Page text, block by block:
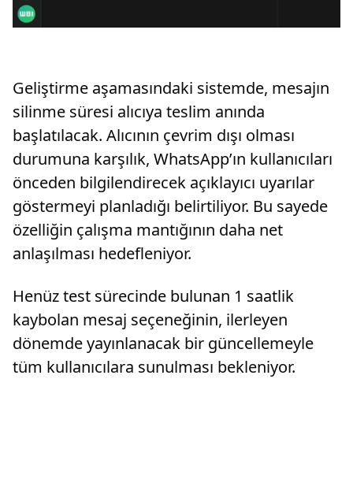
Geliştirme aşamasındaki sistemde, mesajın
silinme süresi alıcıya teslim anında
başlatılacak. Alıcının çevrim dışı olması
durumuna karşılık, WhatsApp’ın kullanıcıları
önceden bilgilendirecek açıklayıcı uyarılar
göstermeyi planladığı belirtiliyor. Bu sayede
özelliğin çalışma mantığının daha net
anlaşılması hedefleniyor.
Henüz test sürecinde bulunan 1 saatlik
kaybolan mesaj seçeneğinin, ilerleyen
dönemde yayınlanacak bir güncellemeyle
tüm kullanıcılara sunulması bekleniyor.